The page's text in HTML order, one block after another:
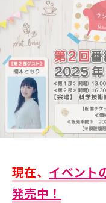
現在、 イベント
発売中！